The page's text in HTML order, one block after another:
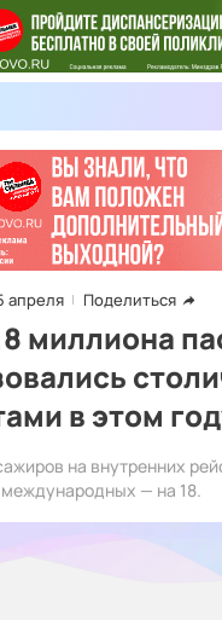
апреля Поделиться
миллиона
в этом
на внутренних
международных — на 18.